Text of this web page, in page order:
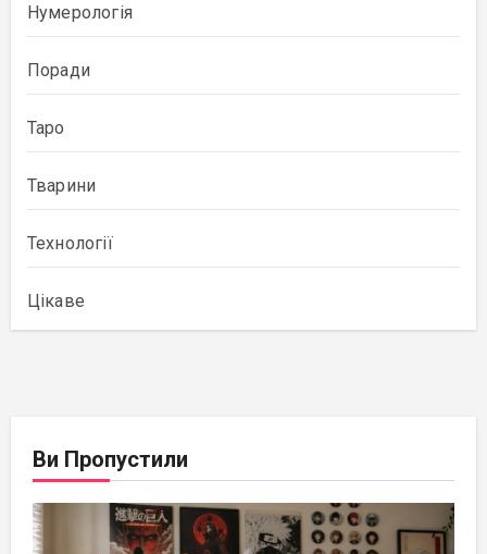
Нумерологія
Поради
Таро
Тварини
Технології
Цікаве
Ви Пропустили